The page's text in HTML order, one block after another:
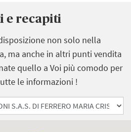
e recapiti
non solo nella
ma anche in altri punti vendita
quello a Voi più comodo per
le informazioni !